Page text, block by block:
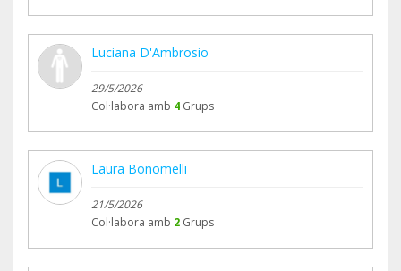
Luciana D'Ambrosio
29/5/2026
Col·labora amb 4 Grups
Laura Bonomelli
21/5/2026
Col·labora amb 2 Grups